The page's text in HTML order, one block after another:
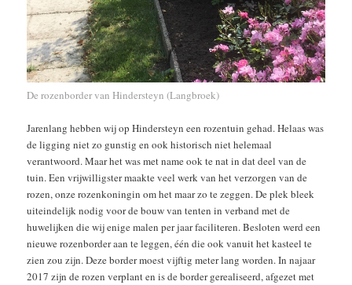
De rozenborder van Hindersteyn (Langbroek)
Jarenlang hebben wij op Hindersteyn een rozentuin gehad. Helaas was
de ligging niet zo gunstig en ook historisch niet helemaal
verantwoord. Maar het was met name ook te nat in dat deel van de
tuin. Een vrijwilligster maakte veel werk van het verzorgen van de
rozen, onze rozenkoningin om het maar zo te zeggen. De plek bleek
uiteindelijk nodig voor de bouw van tenten in verband met de
huwelijken die wij enige malen per jaar faciliteren. Besloten werd een
nieuwe rozenborder aan te leggen, één die ook vanuit het kasteel te
zien zou zijn. Deze border moest vijftig meter lang worden. In najaar
2017 zijn de rozen verplant en is de border gerealiseerd, afgezet met